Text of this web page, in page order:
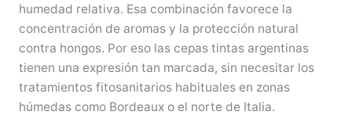
humedad relativa. Esa combinación favorece la
concentración de aromas y la protección natural
contra hongos. Por eso las cepas tintas argentinas
tienen una expresión tan marcada, sin necesitar los
tratamientos fitosanitarios habituales en zonas
húmedas como Bordeaux o el norte de Italia.